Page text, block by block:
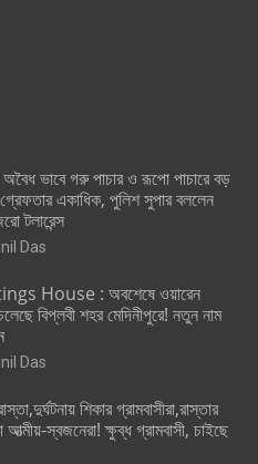
ভাবে গরু পাচার ও রূপো পাচারে বড়
একাধিক, পুলিশ সুপার বললেন
টলারেন্স
Das
House : অবশেষে ওয়ারেন
বিপ্লবী শহর মেদিনীপুরে! নতুন নাম
Das
শিকার গ্রামবাসীরা,রাস্তার
স্বজনেরা! ক্ষুব্ধ গ্রামবাসী, চাইছে